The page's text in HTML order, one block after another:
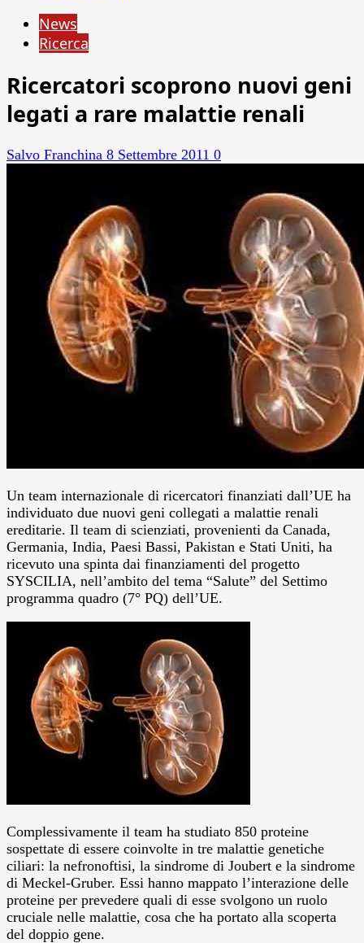
News
Ricerca
Ricercatori scoprono nuovi geni
legati a rare malattie renali
Salvo Franchina 8 Settembre 2011 0
Un team internazionale di ricercatori finanziati dall’UE ha
individuato due nuovi geni collegati a malattie renali
ereditarie. Il team di scienziati, provenienti da Canada,
Germania, India, Paesi Bassi, Pakistan e Stati Uniti, ha
ricevuto una spinta dai finanziamenti del progetto
SYSCILIA, nell’ambito del tema “Salute” del Settimo
programma quadro (7° PQ) dell’UE.
Complessivamente il team ha studiato 850 proteine
sospettate di essere coinvolte in tre malattie genetiche
ciliari: la nefronoftisi, la sindrome di Joubert e la sindrome
di Meckel-Gruber. Essi hanno mappato l’interazione delle
proteine per prevedere quali di esse svolgono un ruolo
cruciale nelle malattie, cosa che ha portato alla scoperta
del doppio gene.